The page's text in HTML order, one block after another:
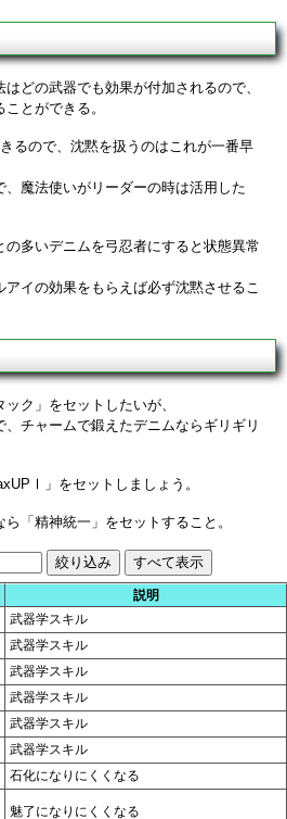
どの武器でも効果が付加されるので、
とができる。
るので、沈黙を扱うのはこれが一番早
、魔法使いがリーダーの時は活用した
多いデニムを弓忍者にすると状態異常
イの効果をもらえば必ず沈黙させるこ
ク」をセットしたいが、
チャームで鍛えたデニムならギリギリ
」をセットしましょう。
ら「精神統一」をセットすること。
説明
武器学スキル
武器学スキル
武器学スキル
武器学スキル
武器学スキル
武器学スキル
石化になりにくくなる
魅了になりにくくなる